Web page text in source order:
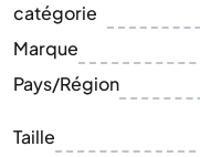
catégorie
Marque
Pays/Région
Taille